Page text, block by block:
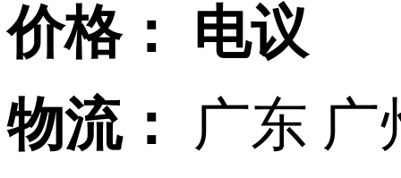
价格：
电议
物流：
广东 广